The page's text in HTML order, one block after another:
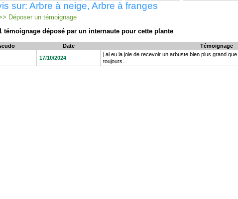
sur: Arbre à neige, Arbre à franges
Déposer un témoignage
témoignage déposé par un internaute pour cette plante
Date Témoignage
17/10/2024
j ai eu la joie de recevoir un arbuste bien plus grand
toujours...